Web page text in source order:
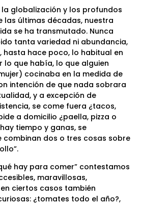
globalización y los profundos
las últimas décadas, nuestra
se ha transmutado. Nunca
tanta variedad ni abundancia,
hasta hace poco, lo habitual en
lo que había, lo que alguien
cocinaba en la medida de
intención de que nada sobrara
y a excepción de
se come fuera ¿tacos,
a domicilio ¿paella, pizza o
tiempo y ganas, se
combinan dos o tres cosas sobre
hay para comer” contestamos
maravillosas,
ciertos casos también
¿tomates todo el año?,